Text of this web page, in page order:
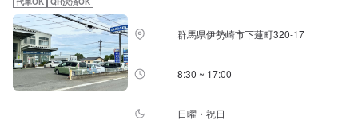
群馬県伊勢崎市下蓮町320-17
8:30 ~ 17:00
日曜・祝日